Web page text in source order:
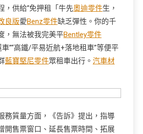
，供給“免押租「牛先奧迪零件生，
良版愛Benz零件缺乏彈性。你的千
，無法被我完美平Bentley零件
車”“高鐵/平易近航+落地租車”等便平
藍寶堅尼零件眾租車出行。 汽車材
務質量方面，《告訴》提出，指導
開售票窗口、延長售票時間、拓展